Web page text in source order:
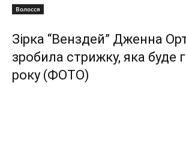
Волосся
Зірка “Венздей” Дженна
зробила стрижку, яка буде
року (ФОТО)